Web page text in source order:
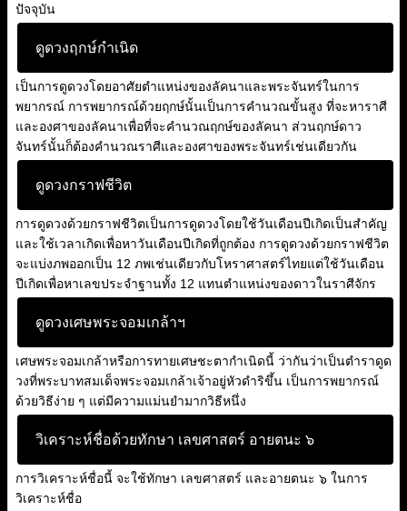
ปัจจุบัน
ดูดวงฤกษ์กำเนิด
เป็นการดูดวงโดยอาศัยตำแหน่งของลัคนาและพระจันทร์ในการ
พยากรณ์ การพยากรณ์ด้วยฤกษ์นั้นเป็นการคำนวณขั้นสูง ที่จะหาราศี
และองศาของลัคนาเพื่อที่จะคำนวณฤกษ์ของลัคนา ส่วนฤกษ์ดาว
จันทร์นั้นก็ต้องคำนวณราศีและองศาของพระจันทร์เช่นเดียวกัน
ดูดวงกราฟชีวิต
การดูดวงด้วยกราฟชีวิตเป็นการดูดวงโดยใช้วันเดือนปีเกิดเป็นสำคัญ
และใช้เวลาเกิดเพื่อหาวันเดือนปีเกิดที่ถูกต้อง การดูดวงด้วยกราฟชีวิต
จะแบ่งภพออกเป็น 12 ภพเช่นเดียวกับโหราศาสตร์ไทยแต่ใช้วันเดือน
ปีเกิดเพื่อหาเลขประจำฐานทั้ง 12 แทนตำแหน่งของดาวในราศีจักร
ดูดวงเศษพระจอมเกล้าฯ
เศษพระจอมเกล้าหรือการทายเศษชะตากำเนิดนี้ ว่ากันว่าเป็นตำราดูด
วงที่พระบาทสมเด็จพระจอมเกล้าเจ้าอยู่หัวดำริขึ้น เป็นการพยากรณ์
ด้วยวิธีง่าย ๆ แต่มีความแม่นยำมากวิธีหนึ่ง
วิเคราะห์ชื่อด้วยทักษา เลขศาสตร์ อายตนะ ๖
การวิเคราะห์ชื่อนี้ จะใช้ทักษา เลขศาสตร์ และอายตนะ ๖ ในการ
วิเคราะห์ชื่อ